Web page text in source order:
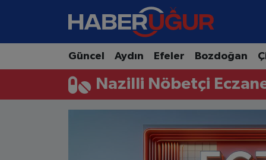
Güncel Aydın Efeler Bozdoğan
Nazilli Nöbetçi
Aydın Nöbetçi Eczaneler
Aydın Hava Durumu
Aydın Trafik Yoğunluk Haritası